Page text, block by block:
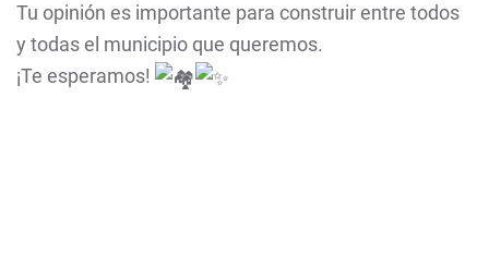
Tu opinión es importante para construir entre todos
y todas el municipio que queremos.
¡Te esperamos!